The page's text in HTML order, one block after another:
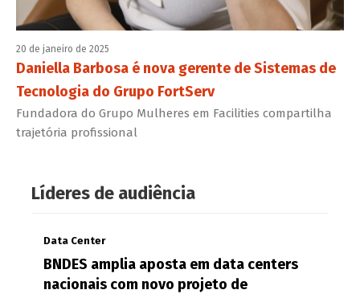
20 de janeiro de 2025
Daniella Barbosa é nova gerente de Sistemas de
Tecnologia do Grupo FortServ
Fundadora do Grupo Mulheres em Facilities compartilha
trajetória profissional
Líderes de audiência
Data Center
BNDES amplia aposta em data centers
nacionais com novo projeto de